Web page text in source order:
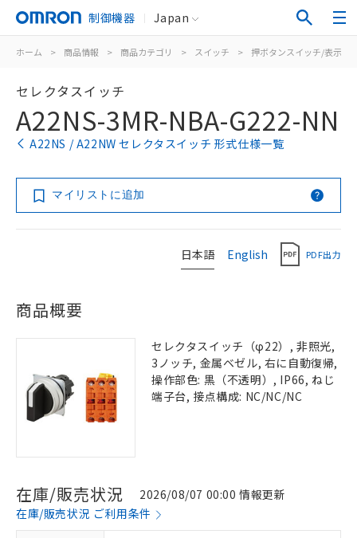
制御機器 Japan
ホーム > 商品情報 > 商品カテゴリ > スイッチ > 押ボタンスイッチ/表示灯
セレクタスイッチ
A22NS-3MR-NBA-G222-NN
A22NS / A22NW セレクタスイッチ 形式仕様一覧
マイリストに追加
日本語 English PDF出力
商品概要
セレクタスイッチ（φ22）, 非照光,
3ノッチ, 金属ベゼル, 右に自動復帰,
操作部色: 黒（不透明）, IP66, ねじ
端子台, 接点構成: NC/NC/NC
在庫/販売状況
2026/08/07 00:00 情報更新
在庫/販売状況 ご利用条件